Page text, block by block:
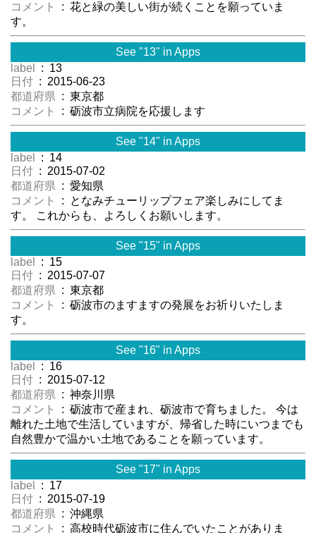
コメント
: 花と緑の美しい街が続くことを願っていま
す。
See "13" in Apps
label
: 13
日付 : 2015-06-23
都道府県 : 東京都
コメント
: 砺波市立病院を応援します
See "14" in Apps
label
: 14
日付 : 2015-07-02
都道府県 : 愛知県
コメント
: となみチューリップフェア楽しみにしてま
す。 これからも、よろしくお願いします。
See "15" in Apps
label
: 15
日付 : 2015-07-07
都道府県 : 東京都
コメント
: 砺波市のますますの発展をお祈りいたしま
す。
See "16" in Apps
label
: 16
日付 : 2015-07-12
都道府県 : 神奈川県
コメント
: 砺波市で産まれ、砺波市で育ちました。 今は
離れた土地で生活していますが、帰省した時にいつまでも
自然豊かで温かい土地であることを願っています。
See "17" in Apps
label
: 17
日付 : 2015-07-19
都道府県 : 沖縄県
コメント
: 高校時代砺波市に住んでいたことがありま